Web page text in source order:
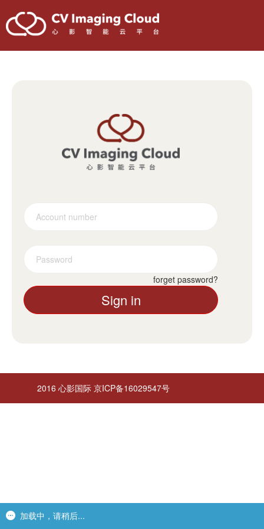
Sign in
forget password?
Sign in
2016 心影国际 京ICP备16029547号
加载中，请稍后...
加载中，请稍后...